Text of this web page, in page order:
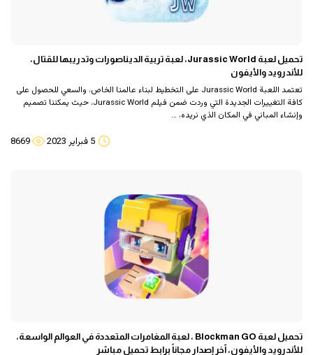
تحميل لعبة Jurassic World، لعبة تربية الديناصورات وتدريبها للقتال،
للأندرويد والأيفون
تعتمد اللعبة Jurassic World على التخطيط لبناء عالمنا الخاص، والسعي للحصول على
كافة التغييرات الجديدة التي وردت ضمن فيلم Jurassic World، حيث يمكننا تصميم
وإنشاء المباني في المكان الذي نريده، …
5 فبراير 2023 8669
تحميل لعبة Blockman GO ، لعبة المغامرات المتعددة في العوالم الواسعة،
للأندرويد والأيفون، آخر إصدار مجاناً برابط تحميل مباشر